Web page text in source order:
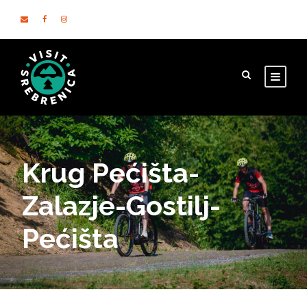
Krug Pećišta-
Zalazje-Gostilj-
Pećišta